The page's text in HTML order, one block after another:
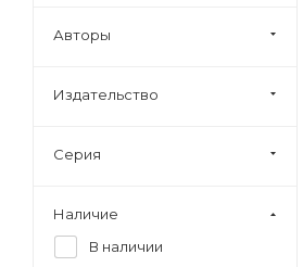
Авторы
Издательство
Серия
Наличие
В наличии